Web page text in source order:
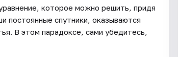
которое можно решить, придя
постоянные спутники, оказываются
В этом парадоксе, сами убедитесь,